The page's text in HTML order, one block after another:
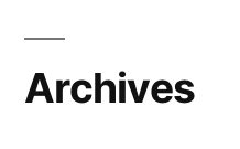
Archives